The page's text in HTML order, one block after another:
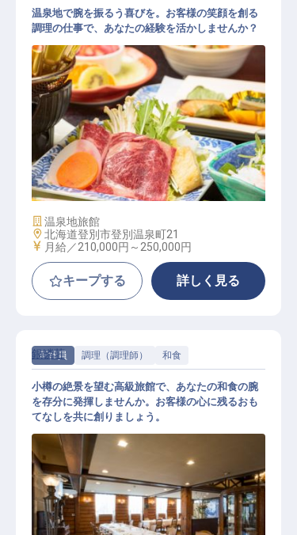
調理スタッフ【登別万世閣】
温泉地で腕を振るう喜びを。お客様の笑顔を創る
調理の仕事で、あなたの経験を活かしませんか？
施設業態
温泉地旅館
勤務地
北海道登別市登別温泉町21
給与
月給／210,000円～ 250,000円
キープする 詳しく見る
正社員 調理（調理師） 和食
銀鱗荘
小樽の絶景を望む高級旅館で、あなたの和食の腕
を存分に発揮しませんか。お客様の心に残るおも
てなしを共に創りましょう。